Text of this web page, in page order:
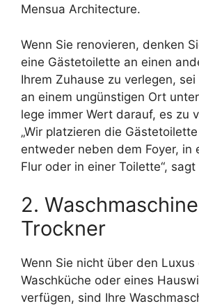
Mensua Architecture.
Wenn Sie renovieren, denken
eine Gästetoilette an einen
Ihrem Zuhause zu verlegen,
an einem ungünstigen Ort
lege immer Wert darauf, es zu
„Wir platzieren die
entweder neben dem Foyer, in
Flur oder in einer Toilette“, sagt
2.
Trockner
Wenn Sie nicht über den Luxus
Waschküche oder eines
verfügen, sind Ihre